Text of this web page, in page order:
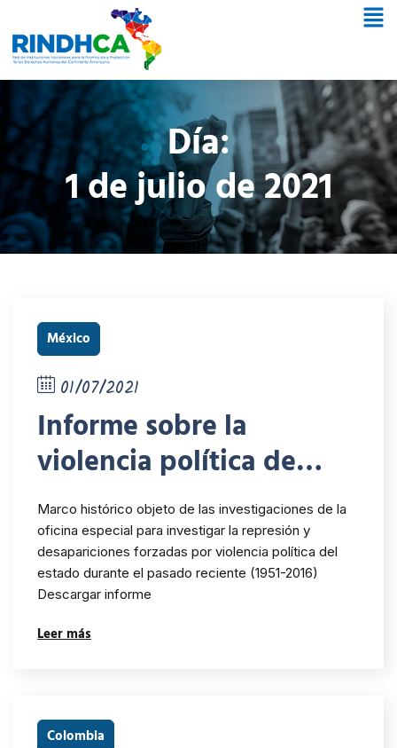
Día:
1 de julio de 2021
México
01/07/2021
Informe sobre la
violencia política de
Estado en México
Marco histórico objeto de las investigaciones de la
oficina especial para investigar la represión y
desapariciones forzadas por violencia política del
estado durante el pasado reciente (1951-2016)
Descargar informe
Leer más
Colombia